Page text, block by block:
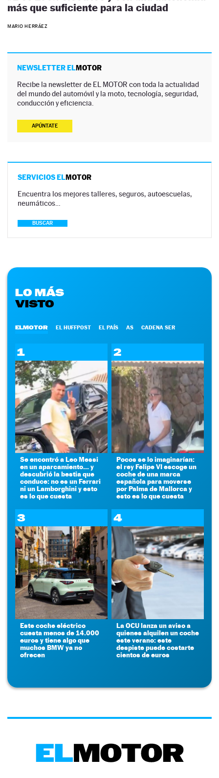
más que suficiente para la ciudad
MARIO HERRÁEZ
NEWSLETTER ELMOTOR
Recibe la newsletter de EL MOTOR con toda la actualidad
del mundo del automóvil y la moto, tecnología, seguridad,
conducción y eficiencia.
APÚNTATE
SERVICIOS ELMOTOR
Encuentra los mejores talleres, seguros, autoescuelas,
neumáticos…
BUSCAR
LO MÁS
VISTO
ELMOTOR EL HUFFPOST EL PAÍS AS CADENA SER
1
Se encontró a Leo Messi
en un aparcamiento... y
descubrió la bestia que
conduce: no es un Ferrari
ni un Lamborghini y esto
es lo que cuesta
2
Pocos se lo imaginarían:
el rey Felipe VI escoge un
coche de una marca
española para moverse
por Palma de Mallorca y
esto es lo que cuesta
3
Este coche eléctrico
cuesta menos de 14.000
euros y tiene algo que
muchos BMW ya no
ofrecen
4
La OCU lanza un aviso a
quienes alquilen un coche
este verano: este
despiste puede costarte
cientos de euros